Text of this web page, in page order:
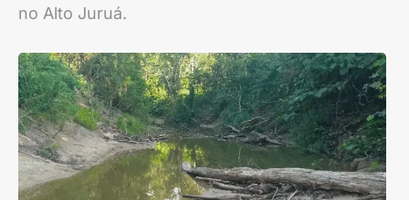
no Alto Juruá.